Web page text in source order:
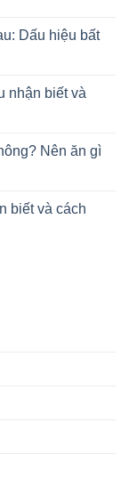
Dấu hiệu bất
nhận biết và
Nên ăn gì
biết và cách